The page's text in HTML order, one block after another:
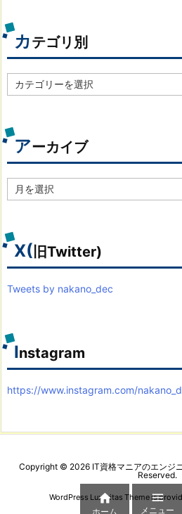
カテゴリ別
テ
別
アーカイブ
ー
ブ
X( 旧Twitter)
Tweets by nakano_dec
Instagram
https://www.instagram.com/
Copyright © 2026 IT資格マニアのエンジ
Reserved.
WordPress Luxeritas Theme is

ホーム

メニュー